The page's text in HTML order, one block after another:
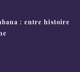
: entre histoire